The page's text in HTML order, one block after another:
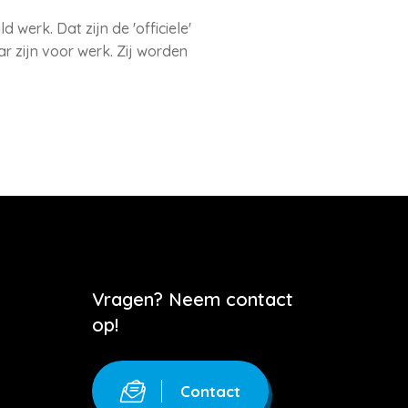
werk. Dat zijn de 'officiele'
zijn voor werk. Zij worden
Vragen? Neem contact
op!
Contact